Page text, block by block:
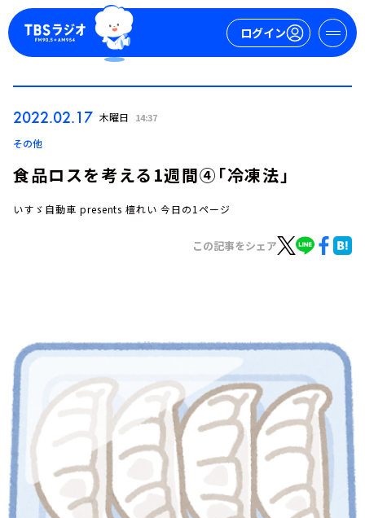
ログイン
TBS Podcast
お知らせ
イベント・グッズ
YouTube
2022.02.17 木曜日 14:37
その他
食品ロスを考える1週間④「冷凍法」
いすゞ自動車 presents 檀れい 今日の1ページ
この記事をシェア